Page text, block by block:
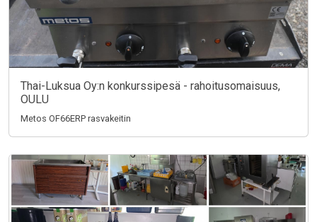
Thai-Luksua Oy:n konkurssipesä - rahoitusomaisuus,
OULU
Metos OF66ERP rasvakeitin